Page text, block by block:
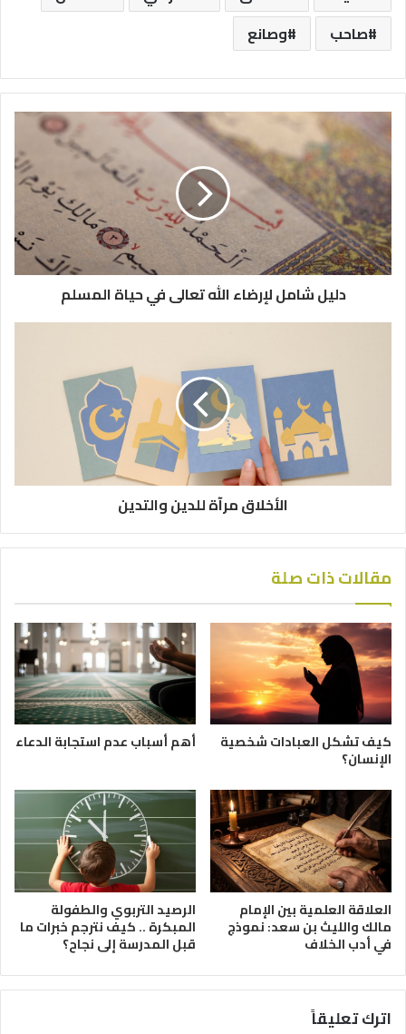
صاحب
وصانع
دليل شامل لإرضاء الله تعالى في حياة المسلم
الأخلاق مرآة للدين والتدين
مقالات ذات صلة
كيف تشكل العبادات شخصية
الإنسان؟
أهم أسباب عدم استجابة الدعاء
العلاقة العلمية بين الإمام
مالك والليث بن سعد: نموذج
في أدب الخلاف
الرصيد التربوي والطفولة
المبكرة .. كيف نترجم خبرات ما
قبل المدرسة إلى نجاح؟
اترك تعليقاً